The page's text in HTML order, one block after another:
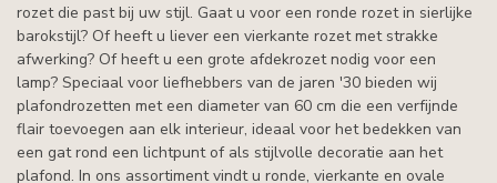
rozet die past bij uw stijl. Gaat u voor een ronde rozet in sierlijke
barokstijl? Of heeft u liever een vierkante rozet met strakke
afwerking? Of heeft u een grote afdekrozet nodig voor een
lamp? Speciaal voor liefhebbers van de jaren '30 bieden wij
plafondrozetten met een diameter van 60 cm die een verfijnde
flair toevoegen aan elk interieur, ideaal voor het bedekken van
een gat rond een lichtpunt of als stijlvolle decoratie aan het
plafond. In ons assortiment vindt u ronde, vierkante en ovale